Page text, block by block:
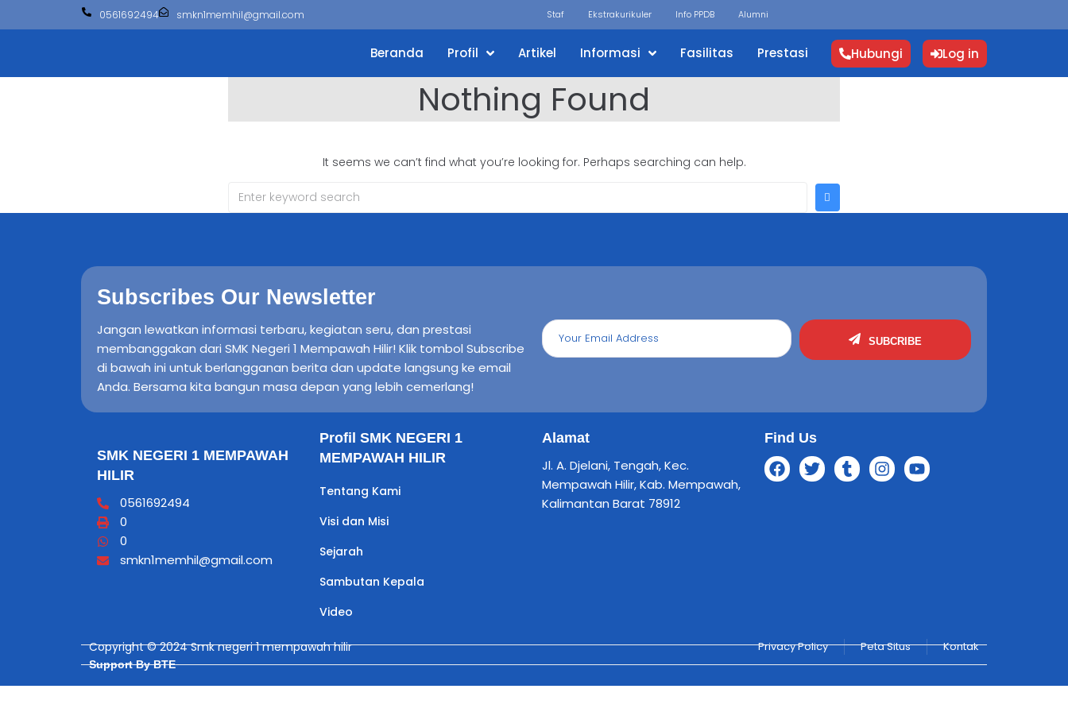
0561692494 smkn1memhil@gmail.com Staf Ekstrakurikuler Info PPDB Alumni
Beranda Profil Artikel Informasi Fasilitas Prestasi Hubungi Log in
Nothing Found
It seems we can’t find what you’re looking for. Perhaps searching can help.
Subscribes Our Newsletter
Jangan lewatkan informasi terbaru, kegiatan seru, dan prestasi
membanggakan dari SMK Negeri 1 Mempawah Hilir! Klik tombol Subscribe
di bawah ini untuk berlangganan berita dan update langsung ke email
Anda. Bersama kita bangun masa depan yang lebih cemerlang!
SUBCRIBE
SMK NEGERI 1 MEMPAWAH
HILIR
0561692494
0
0
smkn1memhil@gmail.com
Profil SMK NEGERI 1
MEMPAWAH HILIR
Tentang Kami
Visi dan Misi
Sejarah
Sambutan Kepala
Video
Alamat
Jl. A. Djelani, Tengah, Kec.
Mempawah Hilir, Kab. Mempawah,
Kalimantan Barat 78912
Find Us
Copyright © 2024 Smk negeri 1 mempawah hilir Privacy Policy Peta Situs Kontak
Support By BTE